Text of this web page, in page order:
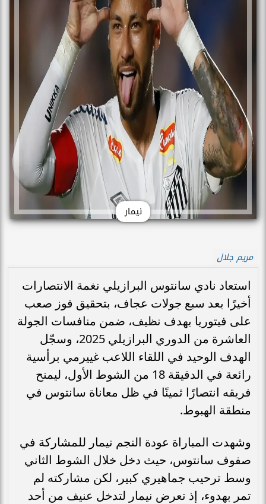
نيمار
مريم جلال
استعاد نادي سانتوس البرازيلي نغمة الانتصارات
أخيرًا بعد سبع جولات عجاف، بتحقيق فوز صعب
على فيتوريا بهدف نظيف، ضمن منافسات الجولة
العاشرة من الدوري البرازيلي 2025، وسجّل
الهدف الوحيد في اللقاء اللاعب غييرمي برأسية
رائعة في الدقيقة 18 من الشوط الأول، ليمنح
فريقه انتصارًا ثمينًا في ظل معاناة سانتوس في
منطقة الهبوط.
وشهدت المباراة عودة النجم نيمار للمشاركة في
صفوف سانتوس، حيث دخل خلال الشوط الثاني
وسط ترحيب جماهيري كبير، لكن مشاركته لم
تمر بهدوء، إذ تعرض نيمار لتدخل عنيف من أحد